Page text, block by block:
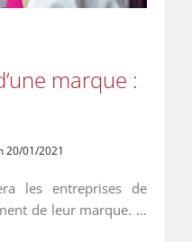
marque :
20/01/2021
les entreprises de
de leur marque. …